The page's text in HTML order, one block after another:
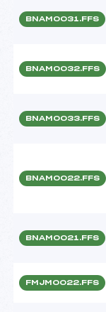
BNAM0031.FFS
BNAM0032.FFS
BNAM0033.FFS
BNAM0022.FFS
BNAM0021.FFS
FMJM0022.FFS